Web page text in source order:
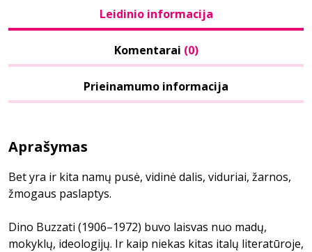
Leidinio informacija
Komentarai (0)
Prieinamumo informacija
Aprašymas
Bet yra ir kita namų pusė, vidinė dalis, viduriai, žarnos,
žmogaus paslaptys.
Dino Buzzati (1906–1972) buvo laisvas nuo madų,
mokyklų, ideologijų. Ir kaip niekas kitas italų literatūroje,